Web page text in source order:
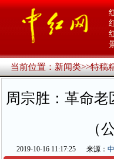
当前位置：新闻类>>特稿
周宗胜：革命
（
2019-10-16 11:17:25 来源：